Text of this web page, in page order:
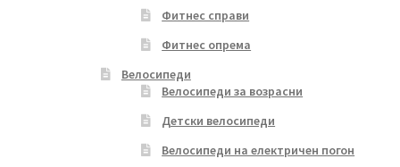
Фитнес справи
Фитнес опрема
Велосипеди
Велосипеди за возрасни
Детски велосипеди
Велосипеди на електричен погон